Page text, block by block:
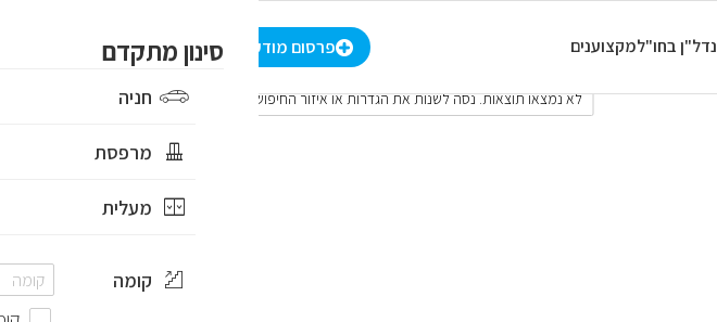
נדל"ן בחו"למקצוענים הרשמה/התחברות פרסום מודעה
כל החדרים -
₪ סינון מתקדם
חניה
מרפסת
מעלית
קומה
לא נמצאו תוצאות. נסה לשנות את הגדרות או איזור החיפוש הסר גבולות מפה